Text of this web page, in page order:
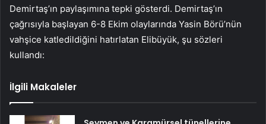
Demirtaş’ın paylaşımına tepki gösterdi. Demirtaş’ın
çağrısıyla başlayan 6-8 Ekim olaylarında Yasin Börü’nün
vahşice katledildiğini hatırlatan Elibüyük, şu sözleri
kullandı:
İlgili Makaleler